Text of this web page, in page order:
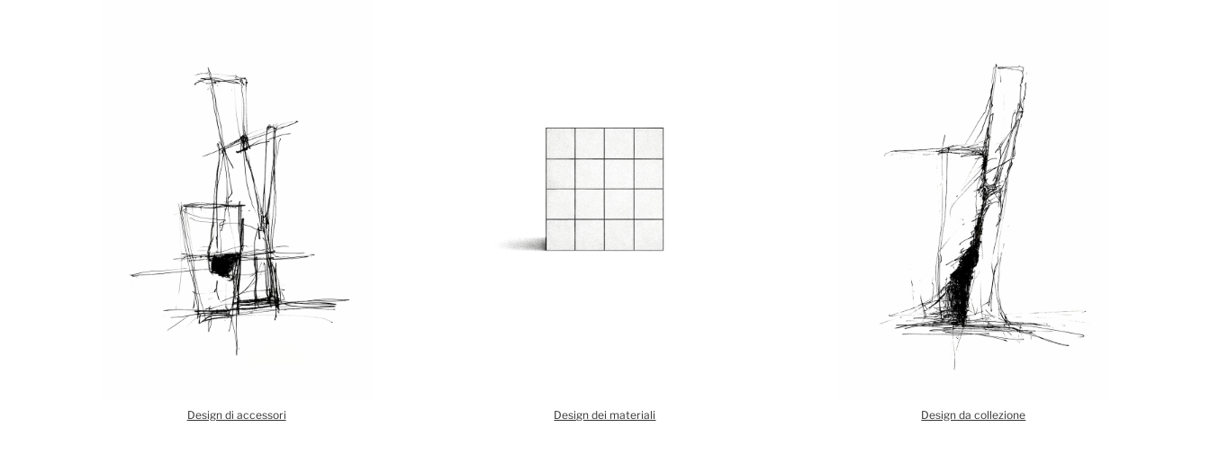
Design di accessori Design dei materiali Design da collezione